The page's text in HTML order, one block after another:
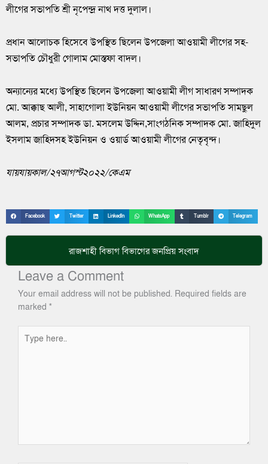
লীগের সভাপতি শ্রী নৃপেন্দ্র নাথ দত্ত দুলাল।
প্রধান আলোচক হিসেবে উপস্থিত ছিলেন উপজেলা আওয়ামী লীগের সহ-
সভাপতি চৌধুরী গোলাম মোস্তফা বাদল।
অন্যান্যের মধ্যে উপস্থিত ছিলেন উপজেলা আওয়ামী লীগ সাধারণ সম্পাদক
মো. আক্কাছ আলী, সাহাগোলা ইউনিয়ন আওয়ামী লীগের সভাপতি সামছুল
আলম, প্রচার সম্পাদক ডা. মসলেম উদ্দিন,সাংগঠনিক সম্পাদক মো. জাহিদুল
ইসলাম জাহিদসহ ইউনিয়ন ও ওয়ার্ড আওয়ামী লীগের নেতৃবৃন্দ।
যায়যায়কাল/২৭আগস্ট২০২২/কেএম
Facebook Twitter LinkedIn WhatsApp Tumblr Telegram
রাজশাহী বিভাগবিভাগের জনপ্রিয় সংবাদ
Leave a Comment
Your email address will not be published. Required fields are
marked *
here..